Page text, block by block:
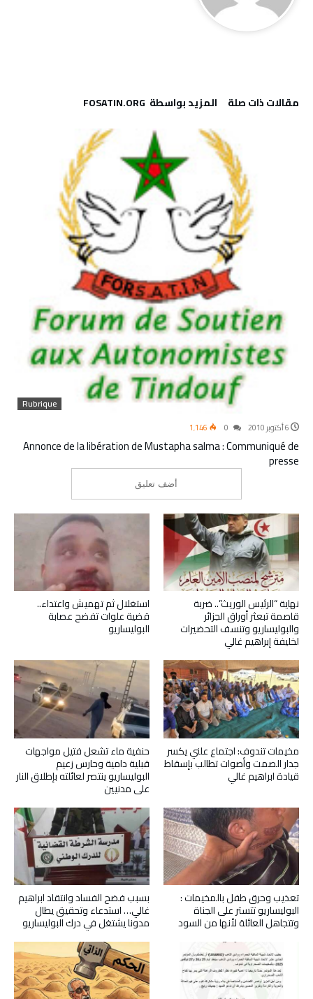
‫مقالات ذات صلة‬ ‫‫المزيد بواسطة‬ ‬ FOSATIN.ORG
Rubrique
6 أكتوبر 2010 1٬146
Annonce de la libération de Mustapha salma : Communiqué de
presse
استغلال ثم تهميش واعتداء..
قضية علوات تفضح عصابة
البوليساريو
نهاية “الرئيس الوريث”.. ضربة
قاصمة تبعثر أوراق الجزائر
والبوليساريو وتنسف التحضيرات
لخليفة إبراهيم غالي
حنفية ماء تشعل فتيل مواجهات
قبلية دامية وحارس زعيم
البوليساريو ينتصر لعائلته بإطلاق النار
على مدنيين
مخيمات تندوف: اجتماع علني يكسر
جدار الصمت وأصوات تطالب بإسقاط
قيادة ابراهيم غالي
بسبب فضح الفساد وانتقاد ابراهيم
غالي… استدعاء وتحقيق يطال
مدونا يشتغل في درك البوليساريو
تعذيب وحرق طفل بالمخيمات :
البوليساريو تتستر على الجناة
وتتجاهل العائلة لأنها من السود